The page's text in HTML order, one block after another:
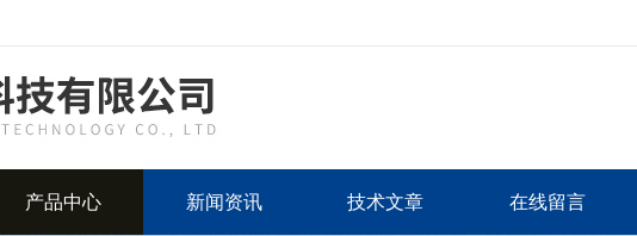
产品中心 新闻资讯 技术文章 在线留言